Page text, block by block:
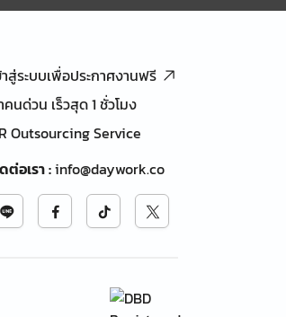
าสู่ระบบเพื่อประกาศงานฟรี
คนด่วน เร็วสุด 1 ชั่วโมง
Outsourcing Service
ต่อเรา:info@daywork.co